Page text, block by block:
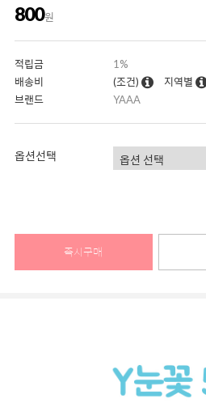
800원
적립금
1%
배송비
(조건)
지역별
브랜드
YAAA
옵션선택
즉시구매